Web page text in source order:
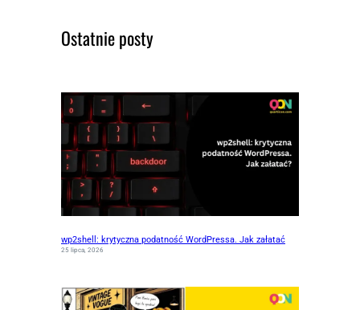
Ostatnie posty
wp2shell: krytyczna podatność WordPressa. Jak załatać
25 lipca, 2026